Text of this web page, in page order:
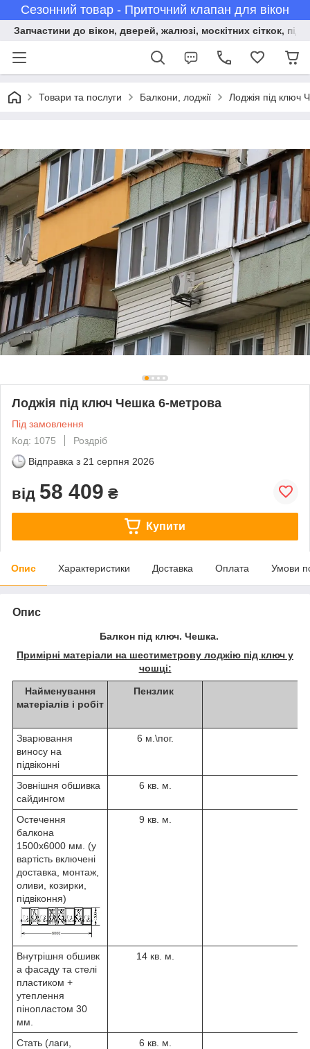
Сезонний товар - Приточний клапан для вікон
Запчастини до вікон, дверей, жалюзі, москітних сіткок,
Товари та послуги Балкони, лоджії Лоджія під ключ
Лоджія під ключ Чешка 6-метрова
Під замовлення
Код: 1075
Роздріб
Відправка з 21 серпня 2026
від 58 409 ₴
Купити
Опис Характеристики Доставка Оплата Умови
Опис
Балкон під ключ. Чешка.
Примірні матеріали на шестиметрову лоджію під ключ у
чошці:
Найменування
матеріалів і робіт
Пензлик
Зварювання
виносу на
підвіконні
6 м.\пог.
Зовнішня обшивка
сайдингом
6 кв. м.
Остечення
балкона
1500х6000 мм. (у
вартість включені
доставка, монтаж,
оливи, козирки,
підвіконня)
9 кв. м.
Внутрішня обшивк
а фасаду та стелі
пластиком +
утеплення
пінопластом 30
мм.
14 кв. м.
Стать (лаги,
6 кв. м.